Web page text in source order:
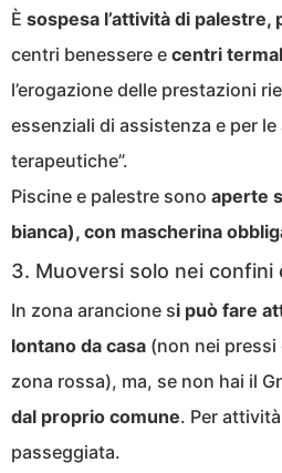
È sospesa l’attività di palestre,
centri benessere e centri
l’erogazione delle prestazioni
essenziali di assistenza e per
terapeutiche”.
Piscine e palestre sono aperte
bianca), con mascherina
3. Muoversi solo nei confini
In zona arancione si può fare
lontano da casa (non nei pressi
zona rossa), ma, se non hai il
dal proprio comune. Per
passeggiata.